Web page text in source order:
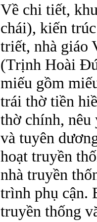
Về chi tiết,
chái), kiến
triết, nhà giáo
(Trịnh Hoài
miếu gồm
trái thờ tiền
thờ chính, nêu
và tuyên
hoạt truyền
nhà truyền
trình phụ cận.
truyền thống